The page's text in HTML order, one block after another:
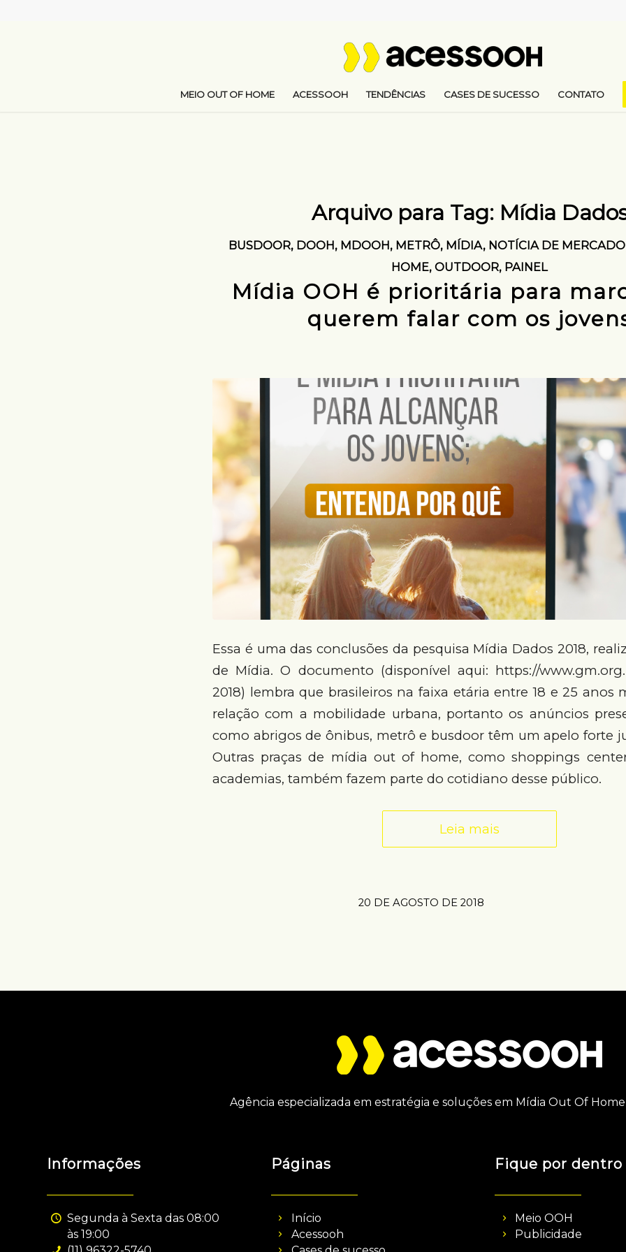
MEIO OUT OF HOME ACESSOOH TENDÊNCIAS CASES DE SUCESSO CONTATO
Arquivo para Tag: Mídia
BUSDOOR, DOOH, MDOOH, METRÔ, MÍDIA, NOTÍCIA DE MERCADO
HOME, OUTDOOR, PAINEL
Mídia OOH é prioritária para
querem falar com os
Essa é uma das conclusões da pesquisa Mídia Dados 2018,
de Mídia. O documento (disponível aqui: https://
2018) lembra que brasileiros na faixa etária entre 18 e 25 anos
relação com a mobilidade urbana, portanto os anúncios
como abrigos de ônibus, metrô e busdoor têm um apelo forte
Outras praças de mídia out of home, como shoppings
academias, também fazem parte do cotidiano desse público.
Leia mais
20 DE AGOSTO DE 2018
Agência especializada em estratégia e soluções em Mídia Out Of
Informações
Segunda à Sexta das 08:00
às 19:00
Páginas
Início
Acessooh
Fique por dentro
Meio OOH
Publicidade